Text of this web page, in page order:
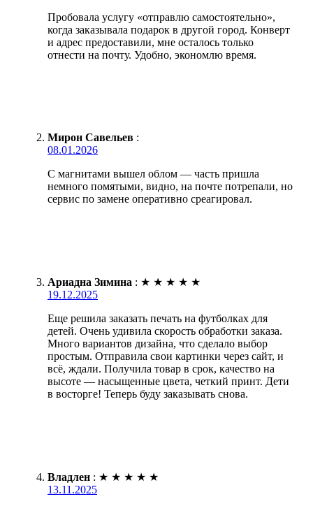
Пробовала услугу «отправлю самостоятельно»,
когда заказывала подарок в другой город. Конверт
и адрес предоставили, мне осталось только
отнести на почту. Удобно, экономлю время.
Мирон Савельев :
08.01.2026
С магнитами вышел облом — часть пришла
немного помятыми, видно, на почте потрепали, но
сервис по замене оперативно среагировал.
Ариадна Зимина : ★ ★ ★ ★ ★
19.12.2025
Еще решила заказать печать на футболках для
детей. Очень удивила скорость обработки заказа.
Много вариантов дизайна, что сделало выбор
простым. Отправила свои картинки через сайт, и
всё, ждали. Получила товар в срок, качество на
высоте — насыщенные цвета, четкий принт. Дети
в восторге! Теперь буду заказывать снова.
Владлен : ★ ★ ★ ★ ★
13.11.2025